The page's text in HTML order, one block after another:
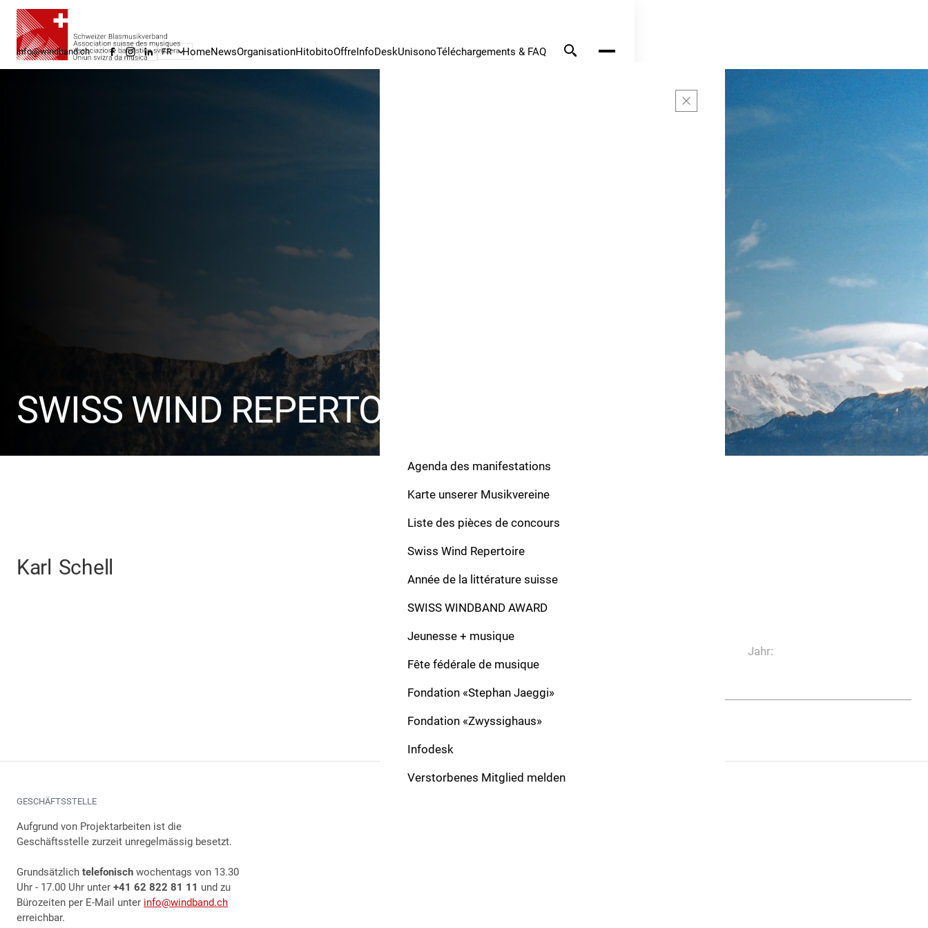
HomeNewsOrganisationHitobitoOffreInfoDeskUnisonoTéléchargements & FAQ
info@windband.ch FR
Agenda des manifestations
Karte unserer Musikvereine
Liste des pièces de concours
Swiss Wind Repertoire
Année de la littérature suisse
SWISS WINDBAND AWARD
Jeunesse + musique
Fête fédérale de musique
Fondation «Stephan Jaeggi»
Fondation «Zwyssighaus»
Infodesk
Verstorbenes Mitglied melden
SWISS WIND REPERTOIRE
Karl Schell
Jahr:
GESCHÄFTSSTELLE
Aufgrund von Projektarbeiten ist die
Geschäftsstelle zurzeit unregelmässig besetzt.
Grundsätzlich telefonisch wochentags von 13.30
Uhr - 17.00 Uhr unter +41 62 822 81 11 und zu
Bürozeiten per E-Mail unter info@windband.ch
erreichbar.